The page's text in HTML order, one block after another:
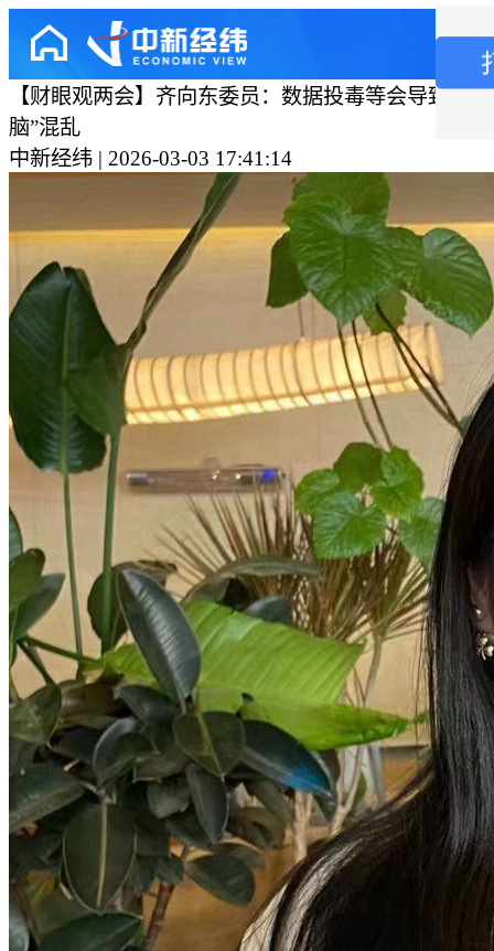
【财眼观两会】齐向东委员：数据投毒等会导致具
脑”混乱
中新经纬 | 2026-03-03 17:41:14